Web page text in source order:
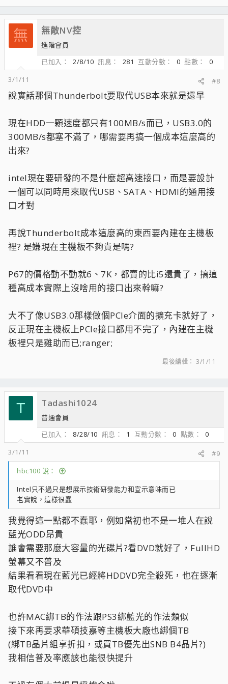
無 無敵NV控
進階會員
已加入
2/8/10 訊息 281 互動分數 0 點數
0
3/1/11
#8
說實話那個Thunderbolt要取代USB本來就是還早
現在HDD一顆速度都只有100MB/s而已，USB3.0的
300MB/s都塞不滿了，哪需要再搞一個成本這麼高的
出來?
intel現在要研發的不是什麼超高速接口，而是要設計
一個可以同時用來取代USB、SATA、HDMI的通用接
口才對
再說Thunderbolt成本這麼高的東西要內建在主機板
裡? 是嫌現在主機板不夠貴是嗎?
P67的價格動不動就6、7K，都賣的比i5還貴了，搞這
種高成本實際上沒啥用的接口出來幹嘛?
大不了像USB3.0那樣做個PCIe介面的擴充卡就好了，
反正現在主機板上PCIe接口都用不完了，內建在主機
板裡只是雞助而已;ranger;
最後編輯： 3/1/11
T Tadashi1024
普通會員
已加入
8/28/10 訊息 1 互動分數 0 點數
0
3/1/11
#9
hbc100 說：
Intel只不過只是想展示技術研發能力和宣示意味而已
老實說，這樣很蠢
我覺得這一點都不蠢耶，例如當初也不是一堆人在說
藍光ODD昂貴
誰會需要那麼大容量的光碟片?看DVD就好了，FullHD
螢幕又不普及
結果看看現在藍光已經將HDDVD完全殺死，也在逐漸
取代DVD中
也許MAC綁TB的作法跟PS3綁藍光的作法類似
接下來再要求華碩技嘉等主機板大廠也綁個TB
(綁TB晶片組享折扣，或買TB優先出SNB B4晶片?)
我相信普及率應該也能很快提升